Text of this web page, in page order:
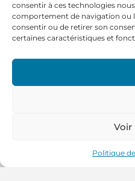
consentir à ces technologies
comportement de navigation ou
consentir ou de retirer son
certaines caractéristiques et
Voir
Politique
Faux-plafond
Electricité & câblage
Peintures et revêtements
Démolition, curage,